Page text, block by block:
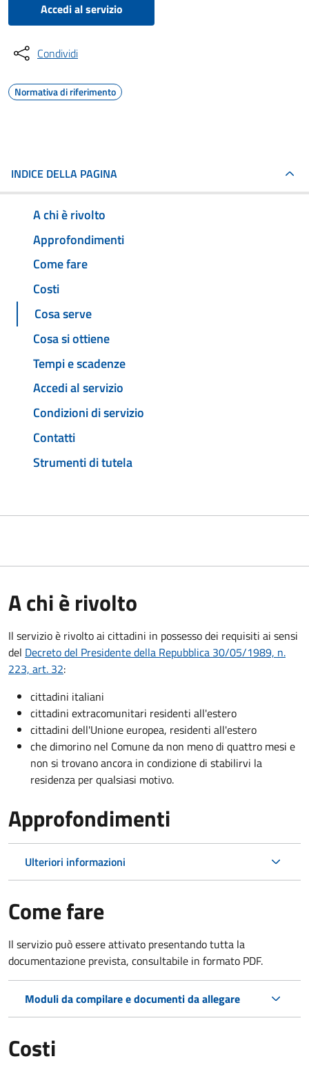
Accedi al servizio
Condividi
Normativa di riferimento
INDICE DELLA PAGINA
A chi è rivolto
Approfondimenti
Come fare
Costi
Cosa serve
Cosa si ottiene
Tempi e scadenze
Accedi al servizio
Condizioni di servizio
Contatti
Strumenti di tutela
A chi è rivolto
Il servizio è rivolto ai cittadini in possesso dei requisiti ai sensi
del Decreto del Presidente della Repubblica 30/05/1989, n.
223, art. 32:
cittadini italiani
cittadini extracomunitari residenti all'estero
cittadini dell'Unione europea, residenti all'estero
che dimorino nel Comune da non meno di quattro mesi e
non si trovano ancora in condizione di stabilirvi la
residenza per qualsiasi motivo.
Approfondimenti
Ulteriori informazioni
Come fare
Il servizio può essere attivato presentando tutta la
documentazione prevista, consultabile in formato PDF.
Moduli da compilare e documenti da allegare
Costi